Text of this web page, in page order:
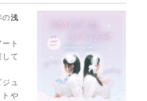
の浅
ト
て
ュ
や